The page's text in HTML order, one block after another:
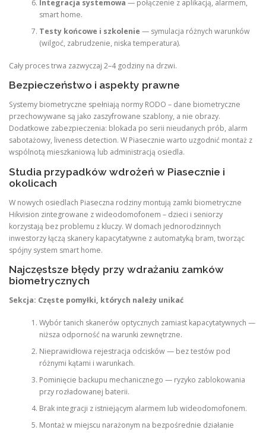
Integracja systemowa — połączenie z aplikacją, alarmem,
smart home.
Testy końcowe i szkolenie — symulacja różnych warunków
(wilgoć, zabrudzenie, niska temperatura).
Cały proces trwa zazwyczaj 2–4 godziny na drzwi.
Bezpieczeństwo i aspekty prawne
Systemy biometryczne spełniają normy RODO – dane biometryczne
przechowywane są jako zaszyfrowane szablony, a nie obrazy.
Dodatkowe zabezpieczenia: blokada po serii nieudanych prób, alarm
sabotażowy, liveness detection. W Piasecznie warto uzgodnić montaż z
wspólnotą mieszkaniową lub administracją osiedla.
Studia przypadków wdrożeń w Piasecznie i
okolicach
W nowych osiedlach Piaseczna rodziny montują zamki biometryczne
Hikvision zintegrowane z wideodomofonem – dzieci i seniorzy
korzystają bez problemu z kluczy. W domach jednorodzinnych
inwestorzy łączą skanery kapacytatywne z automatyką bram, tworząc
spójny system smart home.
Najczęstsze błędy przy wdrażaniu zamków
biometrycznych
Sekcja: Częste pomyłki, których należy unikać
Wybór tanich skanerów optycznych zamiast kapacytatywnych —
niższa odporność na warunki zewnętrzne.
Nieprawidłowa rejestracja odcisków — bez testów pod
różnymi kątami i warunkach.
Pominięcie backupu mechanicznego — ryzyko zablokowania
przy rozładowanej baterii.
Brak integracji z istniejącym alarmem lub wideodomofonem.
Montaż w miejscu narażonym na bezpośrednie działanie